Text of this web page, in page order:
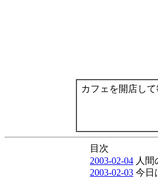
カフェを開店し
目次
2003-02-04 人間
2003-02-03 今日